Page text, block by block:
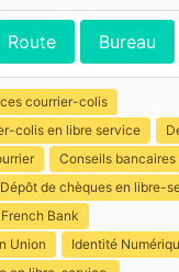
Route Bureau
courrier-colis
colis en libre service
Conseils bancaires
Dépôt de chèques en libre-
Bank
Union
Identité